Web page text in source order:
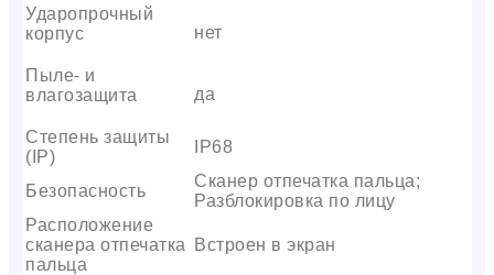
Ударопрочный
корпус
нет
Пыле- и
влагозащита
да
Степень защиты
(IP)
IP68
Безопасность
Сканер отпечатка пальца;
Разблокировка по лицу
Расположение
сканера отпечатка
пальца
Встроен в экран